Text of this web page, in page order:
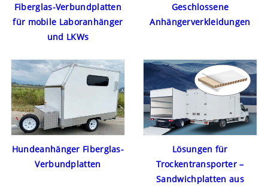
Fiberglas-Verbundplatten
für mobile Laboranhänger
und LKWs
Geschlossene
Anhängerverkleidungen
Hundeanhänger Fiberglas-
Verbundplatten
Lösungen für
Trockentransporter –
Sandwichplatten aus